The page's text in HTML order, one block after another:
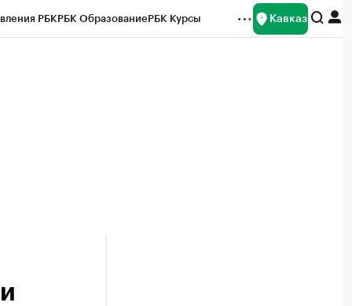
РБКРБК ОбразованиеРБК Курсы Кавказ